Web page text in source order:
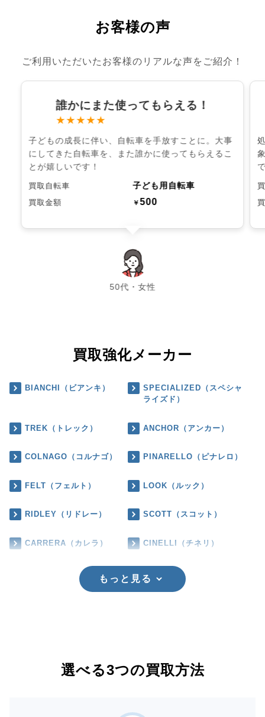
お客様の声
ご利用いただいたお客様のリアルな声をご紹介！
誰かにまた使ってもらえる！
★★★★★
子どもの成長に伴い、自転車を手放すことに。大事
にしてきた自転車を、また誰かに使ってもらえるこ
とが嬉しいです！
買取自転車 子ども用自転車
買取金額 ￥500
50代・女性
chevron_left chevron_right
買取強化メーカー
BIANCHI（ビアンキ）
SPECIALIZED（スペシャ
ライズド）
TREK（トレック） ANCHOR（アンカー）
COLNAGO（コルナゴ） PINARELLO（ピナレロ）
FELT（フェルト） LOOK（ルック）
RIDLEY（リドレー） SCOTT（スコット）
CARRERA（カレラ） CINELLI（チネリ）
もっと見る
選べる3つの買取方法